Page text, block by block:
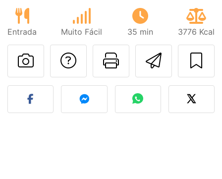
Entrada Muito Fácil 35 min 3776 Kcal
Imprima
Falar com o autor
Fez esta receita?